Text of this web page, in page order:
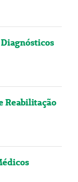
Reabilitação